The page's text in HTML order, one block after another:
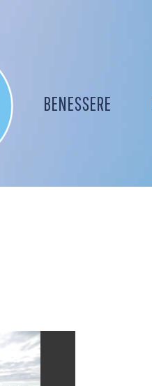
BENESSERE